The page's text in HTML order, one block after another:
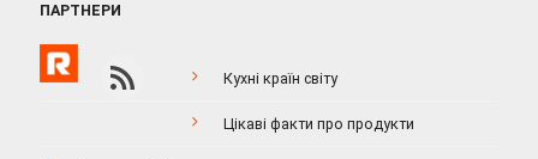
ПАРТНЕРИ
Кухні країн світу
Цікаві факти про продукти